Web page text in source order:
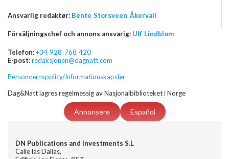
Ansvarlig redaktør: Bente Storsveen Åkervall
Försäljningschef och annons ansvarig: Ulf Lindblom
Telefon:+34 928 768 420
E-post:redaksjonen@dagnatt.com
Personvernspolicy/Informationskapsler
Dag&Natt lagres regelmessig av Nasjonalbiblioteket i Norge
Annonsere Español
DN Publications and Investments S.L
Calle las Dalias,